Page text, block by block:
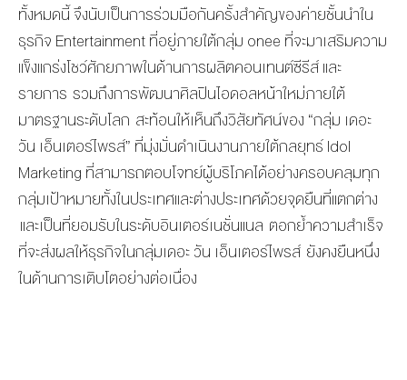
ทั้งหมดนี้ จึงนับเป็นการร่วมมือกันครั้งสำคัญของค่ายชั้นนำใน
ธุรกิจ Entertainmentที่อยู่ภายใต้กลุ่ม onee ที่จะมาเสริมความ
แข็งแกร่งโชว์ศักยภาพในด้านการผลิตคอนเทนต์ซีรีส์ และ
รายการ รวมถึงการพัฒนาศิลปินไอดอลหน้าใหม่ภายใต้
มาตรฐานระดับโลก สะท้อนให้เห็นถึงวิสัยทัศน์ของ “กลุ่ม เดอะ
วัน เอ็นเตอร์ไพรส์” ที่มุ่งมั่นดำเนินงานภายใต้กลยุทธ์Idol
Marketing ที่สามารถตอบโจทย์ผู้บริโภคได้อย่างครอบคลุมทุก
กลุ่มเป้าหมายทั้งในประเทศและต่างประเทศด้วยจุดยืนที่แตกต่าง
และเป็นที่ยอมรับในระดับอินเตอร์เนชั่นแนล ตอกย้ำความสำเร็จ
ที่จะส่งผลให้ธุรกิจในกลุ่มเดอะ วัน เอ็นเตอร์ไพรส์ ยังคงยืนหนึ่ง
ในด้านการเติบโตอย่างต่อเนื่อง